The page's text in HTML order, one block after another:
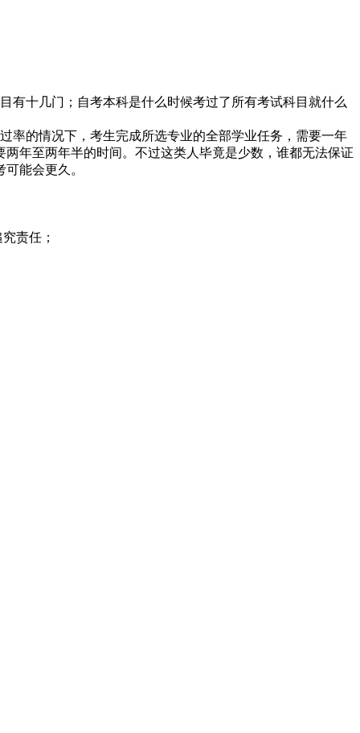
有十几门；自考本科是什么时候考过了所有考试科目就什么
率的情况下，考生完成所选专业的全部学业任务，需要一年
年至两年半的时间。不过这类人毕竟是少数，谁都无法保证
能会更久。
责任；